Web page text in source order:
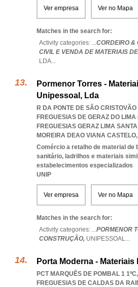
Ver empresa Ver no Mapa
Matches in the search for:
Activity categories: ...CORDEIRO &
CIVIL E VENDA DE MATERIAIS
LDA...
Pormenor Torres -
Unipessoal, Lda
R DA PONTE DE SÃO
FREGUESIAS DE GERAZ DO
FREGUESIAS GERAZ LIMA
MOREIRA DEAO VIANA CASTELO,
Comércio a retalho de material de
sanitário, ladrilhos e materiais
estabelecimentos especializados
UNIP
Ver empresa Ver no Mapa
Matches in the search for:
Activity categories: ...PORMENOR
CONSTRUÇÃO, UNIPESSOAL...
Porta Moderna -
PCT MARQUÊS DE POMBAL 1
FREGUESIAS DE CALDAS DA